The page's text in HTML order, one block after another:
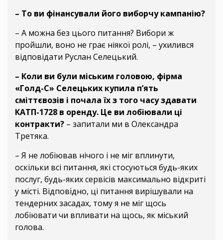
– То ви фінансували його виборчу кампанію?
– А можна без цього питання? Вибори ж
пройшли, воно не грає ніякої ролі, – ухилився
відповідати Руслан Селецький.
– Коли ви були міським головою, фірма
«Голд-С» Селецьких купила п’ять
сміттєвозів і почала їх з того часу здавати
КАТП-1728 в оренду. Це ви лобіювали ці
контракти? – запитали ми в Олександра
Третяка.
– Я не лобіював нічого і не міг вплинути,
оскільки всі питання, які стосуються будь-яких
послуг, будь-яких сервісів максимально відкриті
у місті. Відповідно, ці питання вирішували на
тендерних засадах, тому я не міг щось
лобіювати чи впливати на щось, як міський
голова.